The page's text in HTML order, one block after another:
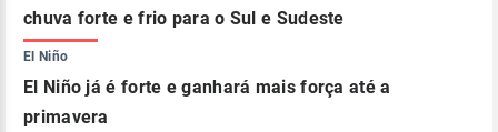
chuva forte e frio para o Sul e Sudeste
El Niño
El Niño já é forte e ganhará mais força até a
primavera